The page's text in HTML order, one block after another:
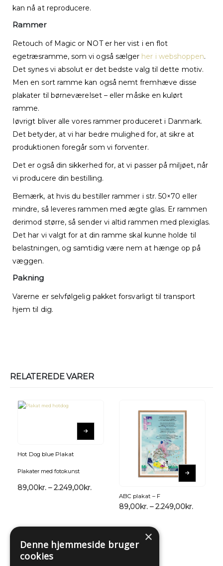
kan nå at reproducere.
Rammer
Retouch of Magic or NOT er her vist i en flot
egetræsramme, som vi også sælger her i webshoppen.
Det synes vi absolut er det bedste valg til dette motiv.
Men en sort ramme kan også nemt fremhæve disse
plakater til børneværelset – eller måske en kulørt
ramme.
Iøvrigt bliver alle vores rammer produceret i Danmark.
Det betyder, at vi har bedre mulighed for, at sikre at
produktionen foregår som vi forventer.
Det er også din sikkerhed for, at vi passer på miljøet, når
vi producere din bestilling.
Bemærk, at hvis du bestiller rammer i str. 50×70 eller
mindre, så leveres rammen med ægte glas. Er rammen
derimod større, så sender vi altid rammen med plexiglas.
Det har vi valgt for at din ramme skal kunne holde til
belastningen, og samtidig være nem at hænge op på
væggen.
Pakning
Varerne er selvfølgelig pakket forsvarligt til transport
hjem til dig.
RELATEREDE VARER
Hot Dog blue Plakat
Plakater med fotokunst
89,00kr. – 2.249,00kr.
ABC plakat – F
89,00kr. – 2.249,00kr.
×
Denne hjemmeside bruger
cookies